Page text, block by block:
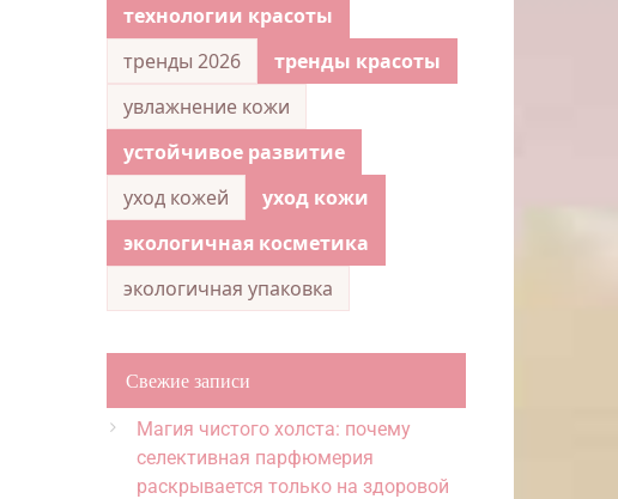
технологии красоты
тренды 2026
тренды красоты
увлажнение кожи
устойчивое развитие
уход кожей
уход кожи
экологичная косметика
экологичная упаковка
Свежие записи
Магия чистого холста: почему
селективная парфюмерия
раскрывается только на здоровой